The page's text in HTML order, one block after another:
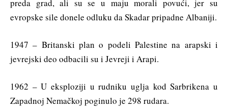
preda grad, ali su se u maju morali povući, jer su
evropske sile donele odluku da Skadar pripadne Albaniji.
1947 – Britanski plan o podeli Palestine na arapski i
jevrejski deo odbacili su i Jevreji i Arapi.
1962 – U eksploziji u rudniku uglja kod Sarbrikena u
Zapadnoj Nemačkoj poginulo je 298 rudara.